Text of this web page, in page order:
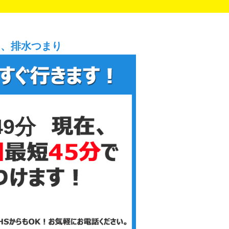
排水つまり
分